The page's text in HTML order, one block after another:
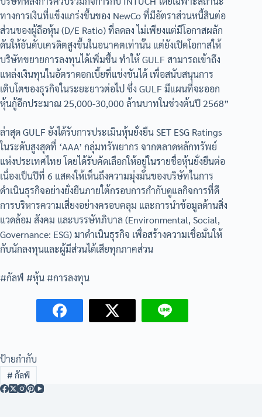
ทางการเงินที่แข็งแกร่งขึ้นของ NewCo ที่มีอัตราส่วนหนี้สินต่อ
ส่วนของผู้ถือหุ้น (D/E Ratio) ที่ลดลง ไม่เพียงแต่มีโอกาสผลัก
ดันให้อันดับเครดิตสูงขึ้นในอนาคตเท่านั้น แต่ยังเปิดโอกาสให้
บริษัทขยายการลงทุนได้เพิ่มขึ้น ทำให้ GULF สามารถเข้าถึง
แหล่งเงินทุนในอัตราดอกเบี้ยที่แข่งขันได้ เพื่อสนับสนุนการ
เติบโตของธุรกิจในระยะยาวต่อไป ซึ่ง GULF มีแผนที่จะออก
หุ้นกู้อีกประมาณ 25,000-30,000 ล้านบาทในช่วงต้นปี 2568”
ล่าสุด GULF ยังได้รับการประเมินหุ้นยั่งยืน SET ESG Ratings
ในระดับสูงสุดที่ ‘AAA’ กลุ่มทรัพยากร จากตลาดหลักทรัพย์
แห่งประเทศไทย โดยได้รับคัดเลือกให้อยู่ในรายชื่อหุ้นยั่งยืนต่อ
เนื่องเป็นปีที่ 6 แสดงให้เห็นถึงความมุ่งมั่นของบริษัทในการ
ดำเนินธุรกิจอย่างยั่งยืนภายใต้กรอบการกำกับดูแลกิจการที่ดี
การบริหารความเสี่ยงอย่างครอบคลุม และการนำข้อมูลด้านสิ่ง
แวดล้อม สังคม และบรรษัทภิบาล (Environmental, Social,
Governance: ESG) มาดำเนินธุรกิจ เพื่อสร้างความเชื่อมั่นให้
กับนักลงทุนและผู้มีส่วนได้เสียทุกภาคส่วน
#กัลฟ์ #หุ้น #การลงทุน
ป้ายกำกับ
# กัลฟ์